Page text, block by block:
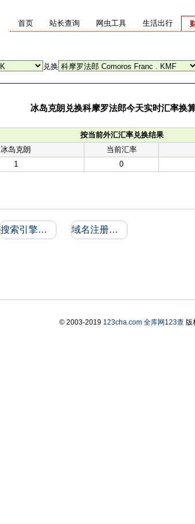
首页 站长查询 网虫工具 生活出行
兑换
冰岛克朗兑换科摩罗法郎今天实时汇率换
按当前外汇汇率兑换结果
冰岛克朗
当前汇率
1
0
搜索引擎收录和反向链接 域名注册信息
© 2003-2019 123cha.com 全库网123查版